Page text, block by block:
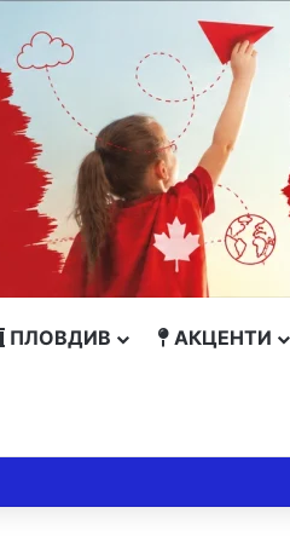
ПЛОВДИВ АКЦЕНТИ